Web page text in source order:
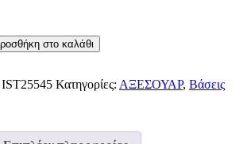
στο καλάθι
IST25545 Κατηγορίες: ΑΞΕΣΟΥΑΡ, Βάσεις